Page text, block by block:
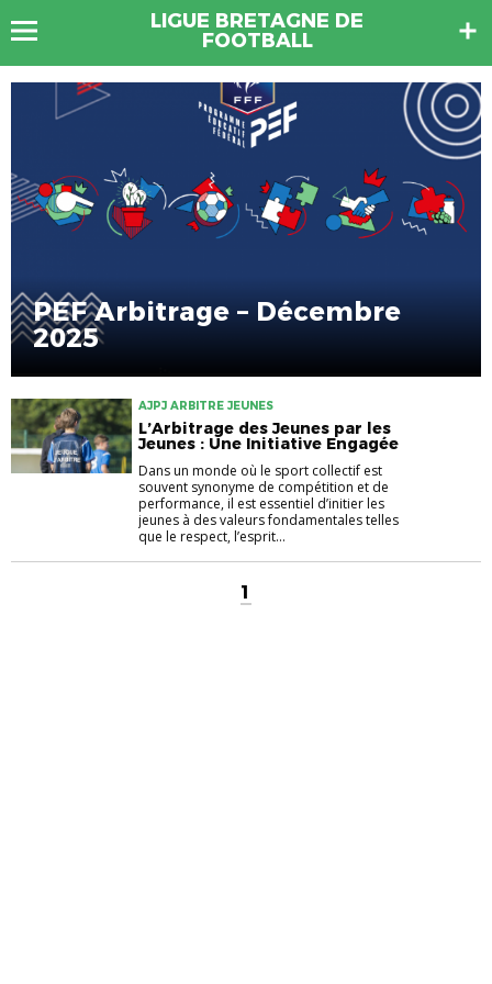
LIGUE BRETAGNE DE
FOOTBALL
PEF Arbitrage – Décembre
2025
AJPJ ARBITRE JEUNES
L’Arbitrage des Jeunes par les
Jeunes : Une Initiative Engagée
Dans un monde où le sport collectif est
souvent synonyme de compétition et de
performance, il est essentiel d’initier les
jeunes à des valeurs fondamentales telles
que le respect, l’esprit...
1